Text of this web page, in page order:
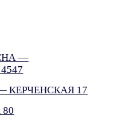
—
КЕРЧЕНСКАЯ 17